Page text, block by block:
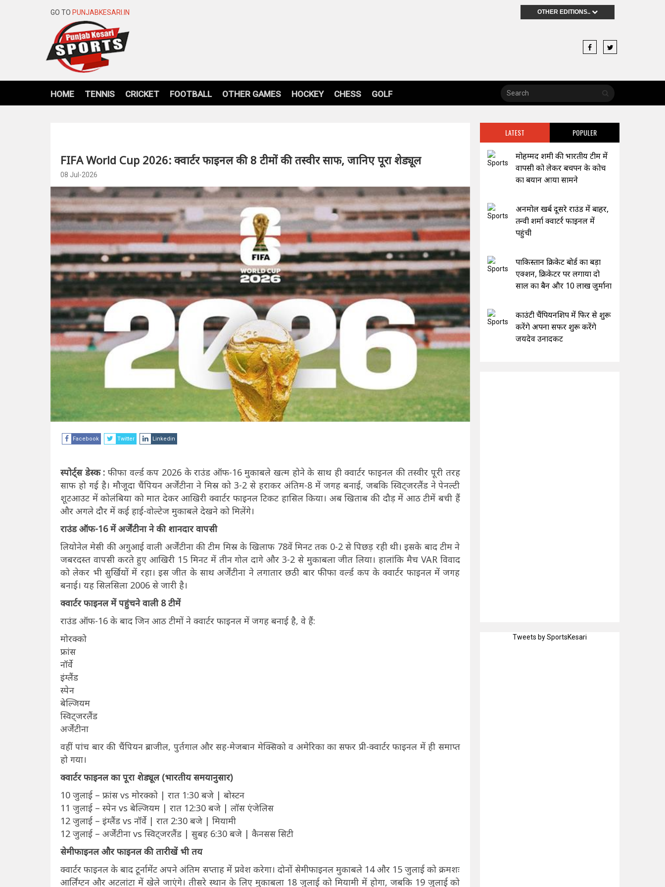
GO TO PUNJABKESARI.IN OTHER EDITIONS..
HOME TENNIS CRICKET FOOTBALL OTHER GAMES HOCKEY CHESS GOLF
FIFA World Cup 2026: क्वार्टर फाइनल की 8 टीमों की तस्वीर साफ, जानिए पूरा शेड्यूल
08 Jul-2026
Facebook Twitter Linkedin
स्पोर्ट्स डेस्क : फीफा वर्ल्ड कप 2026 के राउंड ऑफ-16 मुकाबले खत्म होने के साथ ही क्वार्टर फाइनल की तस्वीर पूरी तरह
साफ हो गई है। मौजूदा चैंपियन अर्जेंटीना ने मिस्र को 3-2 से हराकर अंतिम-8 में जगह बनाई, जबकि स्विट्जरलैंड ने पेनल्टी
शूटआउट में कोलंबिया को मात देकर आखिरी क्वार्टर फाइनल टिकट हासिल किया। अब खिताब की दौड़ में आठ टीमें बची हैं
और अगले दौर में कई हाई-वोल्टेज मुकाबले देखने को मिलेंगे।
राउंड ऑफ-16 में अर्जेंटीना ने की शानदार वापसी
लियोनेल मेसी की अगुआई वाली अर्जेंटीना की टीम मिस्र के खिलाफ 78वें मिनट तक 0-2 से पिछड़ रही थी। इसके बाद टीम ने
जबरदस्त वापसी करते हुए आखिरी 15 मिनट में तीन गोल दागे और 3-2 से मुकाबला जीत लिया। हालांकि मैच VAR विवाद
को लेकर भी सुर्खियों में रहा। इस जीत के साथ अर्जेंटीना ने लगातार छठी बार फीफा वर्ल्ड कप के क्वार्टर फाइनल में जगह
बनाई। यह सिलसिला 2006 से जारी है।
क्वार्टर फाइनल में पहुंचने वाली 8 टीमें
राउंड ऑफ-16 के बाद जिन आठ टीमों ने क्वार्टर फाइनल में जगह बनाई है, वे हैं:
मोरक्को
फ्रांस
नॉर्वे
इंग्लैंड
स्पेन
बेल्जियम
स्विट्जरलैंड
अर्जेंटीना
वहीं पांच बार की चैंपियन ब्राजील, पुर्तगाल और सह-मेजबान मेक्सिको व अमेरिका का सफर प्री-क्वार्टर फाइनल में ही समाप्त
हो गया।
क्वार्टर फाइनल का पूरा शेड्यूल (भारतीय समयानुसार)
10 जुलाई – फ्रांस vs मोरक्को | रात 1:30 बजे | बोस्टन
11 जुलाई – स्पेन vs बेल्जियम | रात 12:30 बजे | लॉस एंजेलिस
12 जुलाई – इंग्लैंड vs नॉर्वे | रात 2:30 बजे | मियामी
12 जुलाई – अर्जेंटीना vs स्विट्जरलैंड | सुबह 6:30 बजे | कैनसस सिटी
सेमीफाइनल और फाइनल की तारीखें भी तय
क्वार्टर फाइनल के बाद टूर्नामेंट अपने अंतिम सप्ताह में प्रवेश करेगा। दोनों सेमीफाइनल मुकाबले 14 और 15 जुलाई को क्रमशः
आर्लिंग्टन और अटलांटा में खेले जाएंगे। तीसरे स्थान के लिए मुकाबला 18 जुलाई को मियामी में होगा, जबकि 19 जुलाई को
LATEST POPULER
मोहम्मद शमी की भारतीय टीम में
वापसी को लेकर बचपन के कोच
का बयान आया सामने
अनमोल खर्ब दूसरे राउंड में बाहर,
तन्वी शर्मा क्वाटर्र फाइनल में
पहुंची
पाकिस्तान क्रिकेट बोर्ड का बड़ा
एक्शन, क्रिकेटर पर लगाया दो
साल का बैन और 10 लाख जुर्माना
काउंटी चैंपियनशिप में फिर से शुरू
करेंगे अपना सफर शुरू करेंगे
जयदेव उनादकट
Tweets by SportsKesari